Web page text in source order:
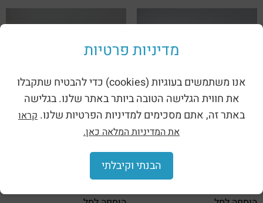
מדיניות פרטיות
אנו משתמשים בעוגיות (cookies) כדי להבטיח שתקבלו
את חווית הגלישה הטובה ביותר באתר שלנו. בגלישה
באתר זה, אתם מסכימים למדיניות הפרטיות שלנו. קראו
את המדיניות המלאה כאן.
הבנתי וקיבלתי
אופוויט